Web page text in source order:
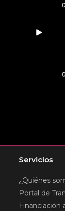
Servicios
¿Quiénes
Portal de
Financiación